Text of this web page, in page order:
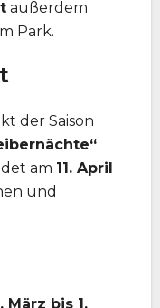
außerdem
Park.
der Saison
am 11. April
und
März bis 1.